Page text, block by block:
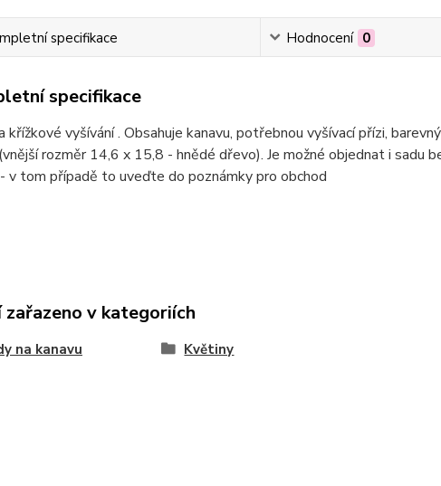
specifikace Hodnocení 0
specifikace
křížkové vyšívání . Obsahuje kanavu, potřebnou vyšívací přízi,
rozměr 14,6 x 15,8 - hnědé dřevo). Je možné objednat i sadu
v tom případě to uveďte do poznámky pro obchod
zařazeno v kategoriích
na kanavu Květiny